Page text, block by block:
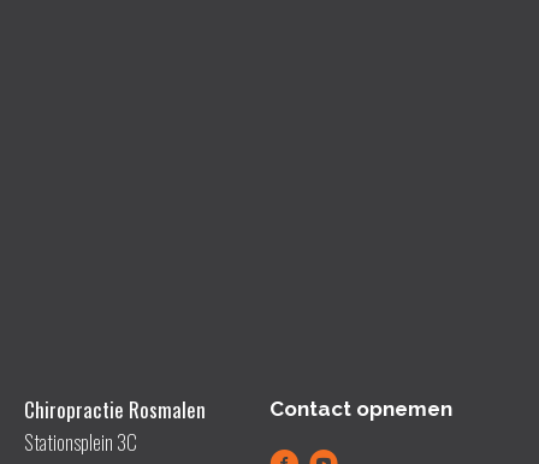
Chiropractie Rosmalen
Stationsplein 3C
Contact opnemen